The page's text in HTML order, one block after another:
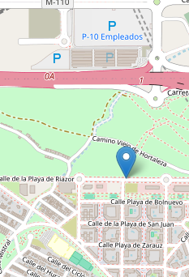
véhicules
en ligne
départ